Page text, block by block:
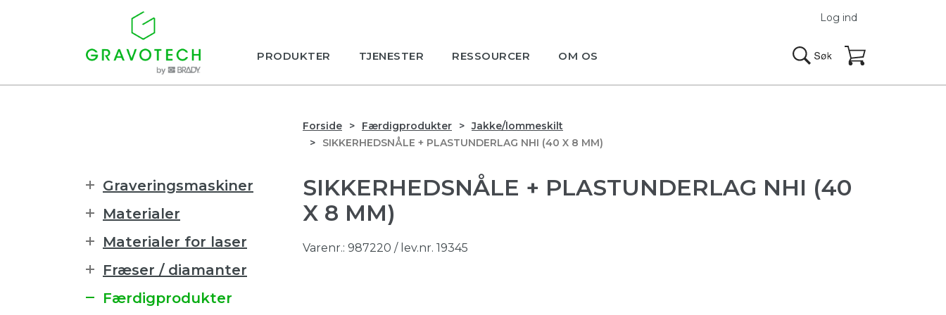
PRODUKTER TJENESTER RESSOURCER OM OS
Log ind
Forside Færdigprodukter
Jakke/lommeskilt
SIKKERHEDSNÅLE + PLASTUNDERLAG NHI (40 X 8 MM)
SIKKERHEDSNÅLE + PLASTUNDERLAG NHI (40
X 8 MM)
Varenr.: 987220 / lev.nr. 19345
Graveringsmaskiner
Materialer
Materialer for laser
Fræser / diamanter
Færdigprodukter